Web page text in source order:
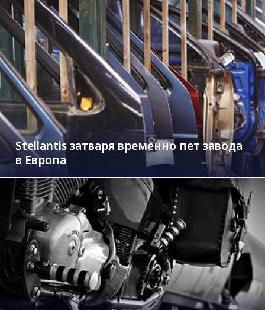
Stellantis затваря временно пет завода
в Европа